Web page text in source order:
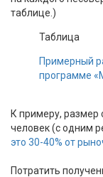
таблице.)
Таблица
Примерный
программе
К примеру, размер
человек (с одним
это 30-40% от
Потратить